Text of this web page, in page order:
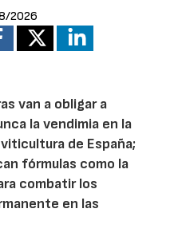
2026
van a obligar a
la vendimia en la
de España;
fórmulas como la
combatir los
en las